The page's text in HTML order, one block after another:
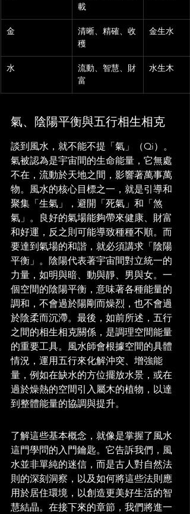
載
金
清晰、精確、收
穫
金生水
水
流動、智慧、財
富
水生木
氣、陰陽平衡與五行相生相克
談到風水，就不能不提「氣」（Qi）。
氣被認為是宇宙間的生命能量，它無處
不在，流動於天地之間，影響著萬事萬
物。風水的核心目標之一，就是引導和
聚集「生氣」，避開「死氣」和「煞
氣」。良好的氣場能夠帶來健康、財富
和好運，反之則可能導致種種不順。而
要達到氣場的和諧，就必須講求「陰陽
平衡」。陰陽代表著宇宙間對立統一的
力量，如明與暗、動與靜、男與女。一
個空間的陰陽平衡，意味著各種能量的
調和，不會過於陽剛而燥烈，也不會過
於陰柔而沉滯。最後，如前所述，五行
之間的相生相克關係，是調理空間能量
的重要工具。風水師會根據空間的具體
情況，運用五行來化解沖突、增強能
量，例如在缺水的方位擺放水景，或在
過於燥熱的空間引入屬木的植物，以達
到整體能量的協調與提升。
了解這些基本概念，就像是掌握了風水
這門學問的入門鑰匙。它告訴我們，風
水並非單純的迷信，而是古人對自然法
則的深刻洞察，以及如何將這些法則應
用於居住環境，以創造更美好生活的智
慧結晶。在接下來的章節，我們將進一